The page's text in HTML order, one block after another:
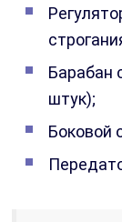
Барабан
штук);
Боковой